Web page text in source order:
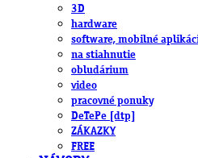
3D
hardware
software, mobilné
na stiahnutie
obludárium
video
pracovné ponuky
DeTePe [dtp]
ZÁKAZKY
FREE